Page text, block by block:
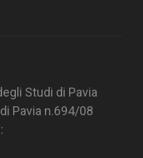
Studi di Pavia
Pavia n.694/08